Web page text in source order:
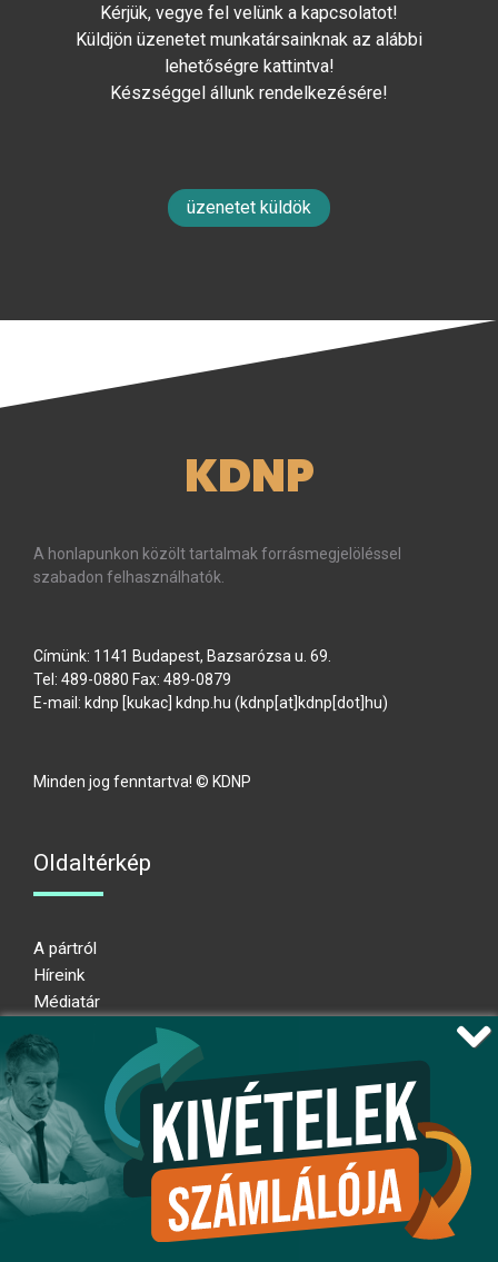
Kérjük, vegye fel velünk a kapcsolatot!
Küldjön üzenetet munkatársainknak az alábbi
lehetőségre kattintva!
Készséggel állunk rendelkezésére!
üzenetet küldök
KDNP
A honlapunkon közölt tartalmak forrásmegjelöléssel
szabadon felhasználhatók.
Címünk: 1141 Budapest, Bazsarózsa u. 69.
Tel: 489-0880 Fax: 489-0879
E-mail: kdnp [kukac] kdnp hu (kdnp[at]kdnp[dot]hu)
Minden jog fenntartva! © KDNP
Oldaltérkép
A pártról
Híreink
Médiatár
Adatkezelési nyilatkozat
Átláthatósági nyilatkozat
Ugrás az oldal tetejére
Kövessen minket!